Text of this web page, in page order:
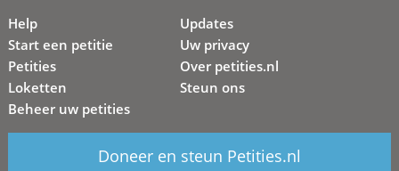
Help
Start een petitie
Petities
Loketten
Beheer uw petities
Updates
Uw privacy
Over petities.nl
Steun ons
Doneer en steun Petities.nl